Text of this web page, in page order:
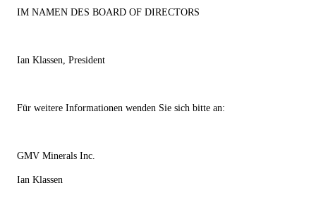
IM NAMEN DES BOARD OF DIRECTORS
Ian Klassen, President
Für weitere Informationen wenden Sie sich bitte an:
GMV Minerals Inc.
Ian Klassen